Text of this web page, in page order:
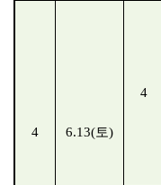
4 6.13(토)
4